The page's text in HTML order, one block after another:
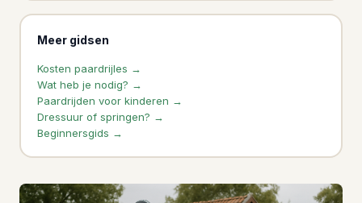
Meer gidsen
Kosten paardrijles →
Wat heb je nodig? →
Paardrijden voor kinderen →
Dressuur of springen? →
Beginnersgids →